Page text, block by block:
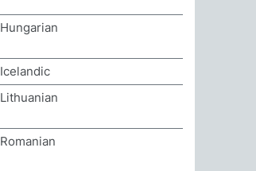
Hungarian
Icelandic
Lithuanian
Romanian